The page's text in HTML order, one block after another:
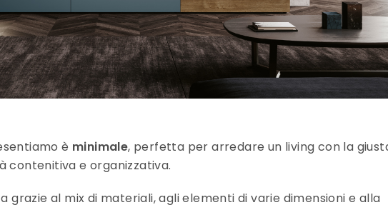
è minimale, perfetta per arredare un living con la
contenitiva e organizzativa.
grazie al mix di materiali, agli elementi di varie dimensioni e alla